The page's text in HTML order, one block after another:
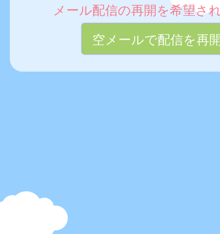
メール配信の再開を希望さ
空メールで配信を再